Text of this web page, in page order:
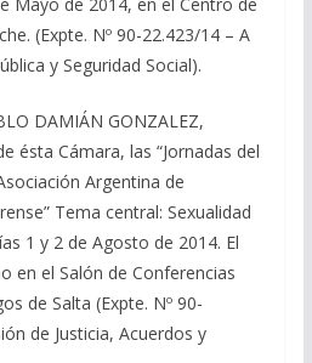
(Expte. Nº 90-22.423/14 – A
y Seguridad Social).
DAMIÁN GONZALEZ,
ésta Cámara, las “Jornadas del
Argentina de
Tema central: Sexualidad
1 y 2 de Agosto de 2014. El
en el Salón de Conferencias
de Salta (Expte. Nº 90-
de Justicia, Acuerdos y